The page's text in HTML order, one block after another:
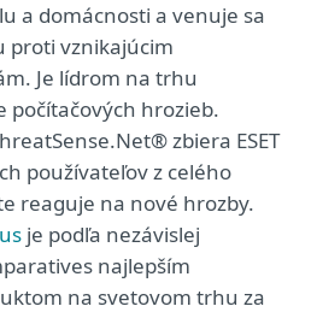
a domácnosti a venuje sa
proti vznikajúcim
Je lídrom na trhu
počítačových hrozieb.
zbiera ESET
používateľov z celého
reaguje na nové hrozby.
je podľa nezávislej
najlepším
na svetovom trhu za